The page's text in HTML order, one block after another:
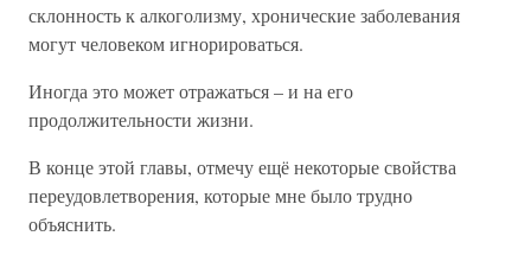
склонность к алкоголизму, хронические заболевания
могут человеком игнорироваться.
Иногда это может отражаться – и на его
продолжительности жизни.
В конце этой главы, отмечу ещё некоторые свойства
переудовлетворения, которые мне было трудно
объяснить.